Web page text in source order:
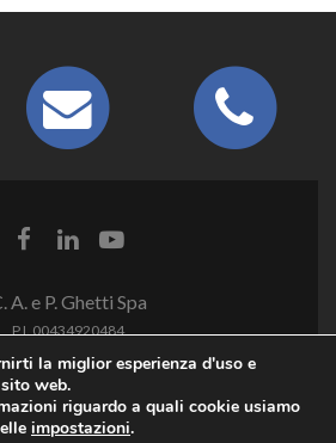
A. e P. Ghetti Spa
P.I. 00434920484
la miglior esperienza d'uso e
web.
riguardo a quali cookie usiamo
impostazioni.